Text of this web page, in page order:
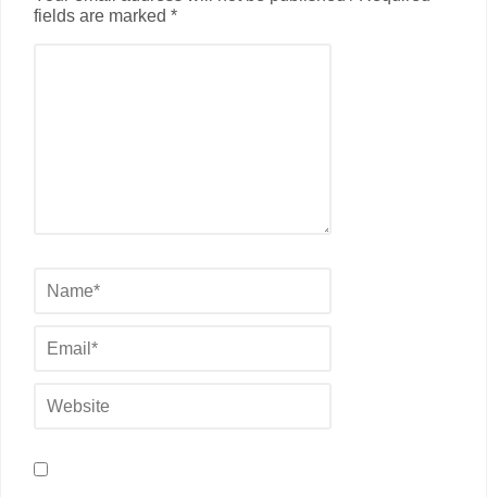
fields are marked *